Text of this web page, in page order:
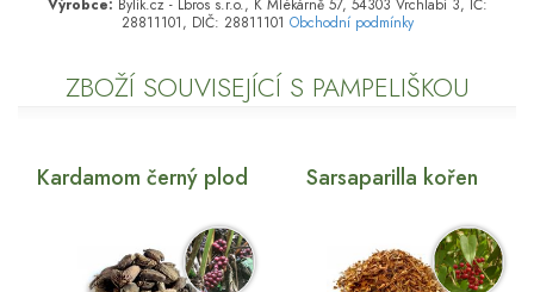
Výrobce: Bylík.cz - Lbros s.r.o., K Mlékárně 57, 54303 Vrchlabí 3, IČ:
28811101, DIČ: 28811101 Obchodní podmínky
ZBOŽÍ SOUVISEJÍCÍ S PAMPELIŠKOU
Kardamom černý plod Sarsaparilla kořen